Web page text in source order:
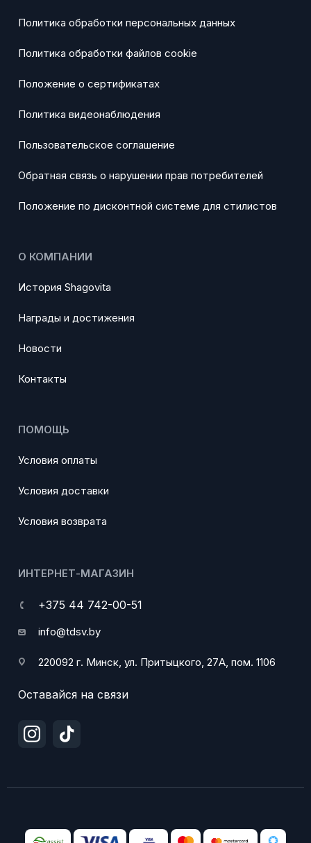
Политика обработки персональных данных
Политика обработки файлов cookie
Положение о сертификатах
Политика видеонаблюдения
Пользовательское соглашение
Обратная связь о нарушении прав потребителей
Положение по дисконтной системе для стилистов
О КОМПАНИИ
История Shagovita
Награды и достижения
Новости
Контакты
ПОМОЩЬ
Условия оплаты
Условия доставки
Условия возврата
ИНТЕРНЕТ-МАГАЗИН
+375 44 742-00-51
info@tdsv.by
220092 г. Минск, ул. Притыцкого, 27А, пом. 1106
Оставайся на связи